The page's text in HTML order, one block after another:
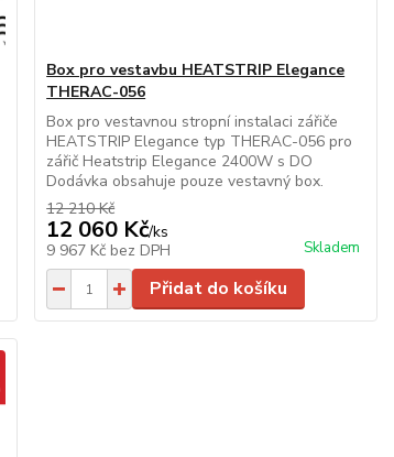
Box pro vestavbu HEATSTRIP Elegance
THERAC-056
Box pro vestavnou stropní instalaci zářiče
HEATSTRIP Elegance typ THERAC-056 pro
zářič Heatstrip Elegance 2400W s DO
Dodávka obsahuje pouze vestavný box.
12 210 Kč
12 060 Kč/ks
9 967 Kč bez DPH Skladem
Přidat do košíku